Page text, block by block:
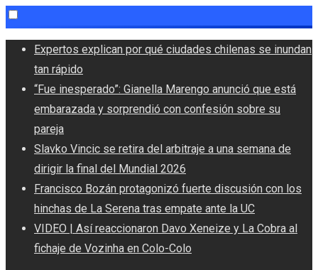
Skip
content
Expertos explican por qué ciudades chilenas se inundan
tan rápido
“Fue inesperado”: Gianella Marengo anunció que está
embarazada y sorprendió con confesión sobre su
pareja
Slavko Vincic se retira del arbitraje a una semana de
dirigir la final del Mundial 2026
Francisco Bozán protagonizó fuerte discusión con los
hinchas de La Serena tras empate ante la UC
VIDEO | Así reaccionaron Davo Xeneize y La Cobra al
fichaje de Vozinha en Colo-Colo